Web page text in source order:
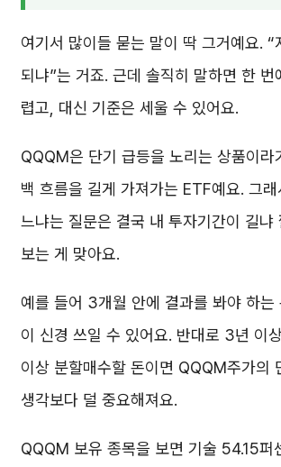
여기서 많이들 묻는 말이 딱 그거예요. “
되냐”는 거죠. 근데 솔직히 말하면 한 번
렵고, 대신 기준은 세울 수 있어요.
QQQM은 단기 급등을 노리는 상품이라
백 흐름을 길게 가져가는 ETF예요. 그
느냐는 질문은 결국 내 투자기간이 길냐
보는 게 맞아요.
예를 들어 3개월 안에 결과를 봐야 하는
이 신경 쓰일 수 있어요. 반대로 3년 이
이상 분할매수할 돈이면 QQQM주가의
생각보다 덜 중요해져요.
QQQM 보유 종목을 보면 기술 54.15퍼